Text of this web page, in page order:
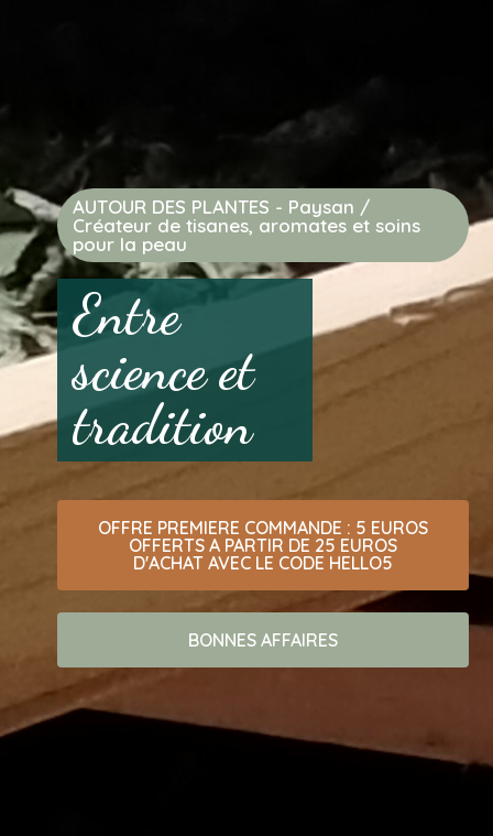
AUTOUR DES PLANTES - Paysan /
Créateur de tisanes, aromates et soins
pour la peau
Entre
science et
tradition
OFFRE PREMIERE COMMANDE : 5 EUROS
OFFERTS A PARTIR DE 25 EUROS
D'ACHAT AVEC LE CODE HELLO5
BONNES AFFAIRES